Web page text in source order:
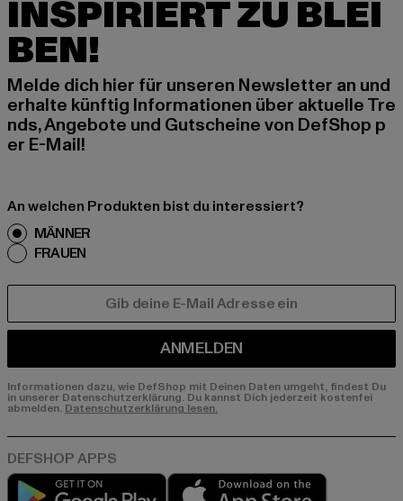
INSPIRIERT ZU BLEI
BEN!
Melde dich hier für unseren Newsletter an und
erhalte künftig Informationen über aktuelle Tre
nds, Angebote und Gutscheine von DefShop p
er E-Mail!
An welchen Produkten bist du interessiert?
MÄNNER
FRAUEN
ANMELDEN
Informationen dazu, wie DefShop mit Deinen Daten umgeht, findest Du
in unserer Datenschutzerklärung. Du kannst Dich jederzeit kostenfei
abmelden. Datenschutzerklärung lesen.
Play market